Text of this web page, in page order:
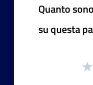
Quanto
su questa